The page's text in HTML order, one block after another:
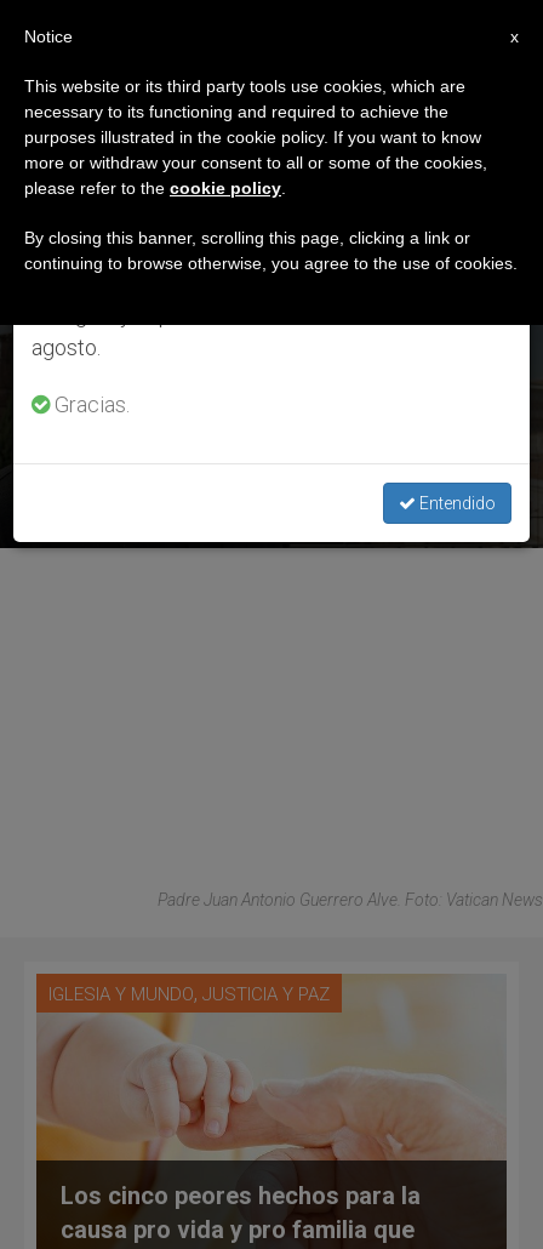
DÍA
Enero 29th, 2022
ÚLTIMAS NOTICIAS
Entrevista al prefecto del dicasterio para la Economía de la
Santa Sede sobre el estado actual del dinero al servicio de la
Iglesia y su presupuesto 2022
Padre Juan Antonio Guerrero Alve. Foto: Vatican News
IGLESIA Y MUNDO, JUSTICIA Y PAZ
Los cinco peores hechos para la
causa pro vida y pro familia que
×
Aviso importante
Del 27 de julio al 7 de agosto haremos la pausa
anual, aprovechando que en el periodo de verano
se generan menos informaciones y también el
agosto.
Gracias.
Entendido
x
Notice
This website or its third party tools use cookies, which are
necessary to its functioning and required to achieve the
purposes illustrated in the cookie policy. If you want to know
more or withdraw your consent to all or some of the cookies,
please refer to the cookie policy
By closing this banner, scrolling this page, clicking a link or
continuing to browse otherwise, you agree to the use of cookies.